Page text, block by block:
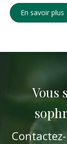
En savoir plus
Vous